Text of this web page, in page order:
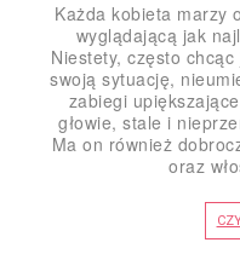
Każda kobieta marzy
wyglądającą jak
Niestety, często
swoją sytuację,
zabiegi
głowie, stale i
Ma on również
oraz